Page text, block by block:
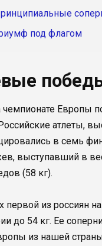
под флагом
чемпионате Европы
атлеты,
в семь
выступавший в
(58 кг).
первой из россиян
до 54 кг. Ее
из нашей